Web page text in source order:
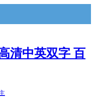
清中英双字 百